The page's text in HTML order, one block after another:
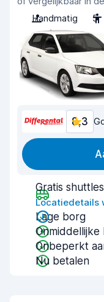
Handmatig
5
8,3
Gratis
Locatiedetails
Lage borg
Onmiddellijke
Onbeperkt
Nu betalen